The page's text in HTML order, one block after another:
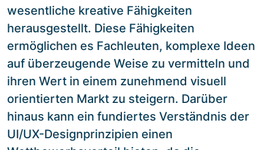
wesentliche kreative Fähigkeiten
herausgestellt. Diese Fähigkeiten
ermöglichen es Fachleuten, komplexe Ideen
auf überzeugende Weise zu vermitteln und
ihren Wert in einem zunehmend visuell
orientierten Markt zu steigern. Darüber
hinaus kann ein fundiertes Verständnis der
UI/UX-Designprinzipien einen